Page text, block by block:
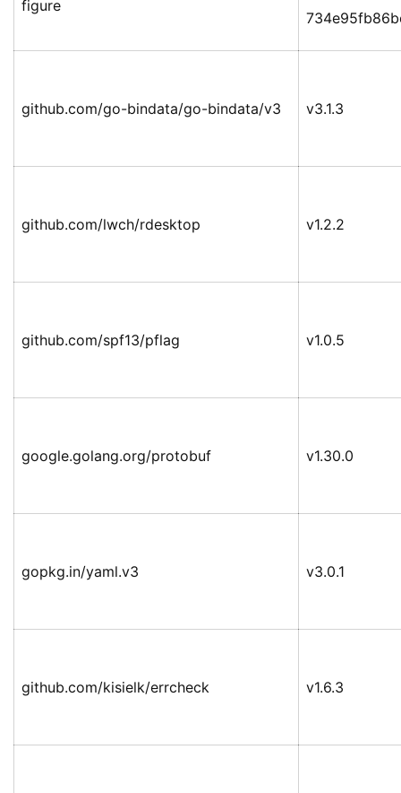
figure
github.com/go-bindata/go-bindata/v3 v3.1.3
github.com/lwch/rdesktop v1.2.2
github.com/spf13/pflag v1.0.5
google.golang.org/protobuf v1.30.0
gopkg.in/yaml.v3 v3.0.1
github.com/kisielk/errcheck v1.6.3